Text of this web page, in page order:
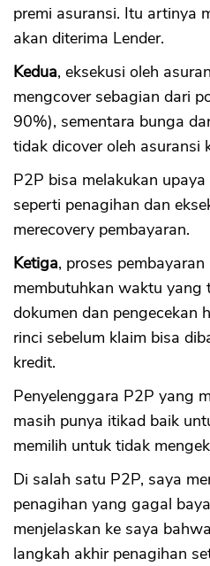
premi asuransi. Itu artinya
akan diterima Lender.
Kedua, eksekusi oleh
mengcover sebagian dari
90%), sementara bunga
tidak dicover oleh asuransi
P2P bisa melakukan
seperti penagihan dan
merecovery pembayaran.
Ketiga, proses
membutuhkan waktu yang
dokumen dan pengecekan
rinci sebelum klaim bisa
kredit.
Penyelenggara P2P yang
masih punya itikad baik
memilih untuk tidak
Di salah satu P2P, saya
penagihan yang gagal
menjelaskan ke saya
langkah akhir penagihan